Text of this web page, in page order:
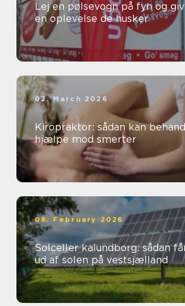
Lej en pølsevogn på fyn og
en oplevelse de husker
02. March 2026
Kiropraktor: sådan kan
hjælpe mod smerter
08. February 2026
Solceller kalundborg: sådan
ud af solen på vestsjælland